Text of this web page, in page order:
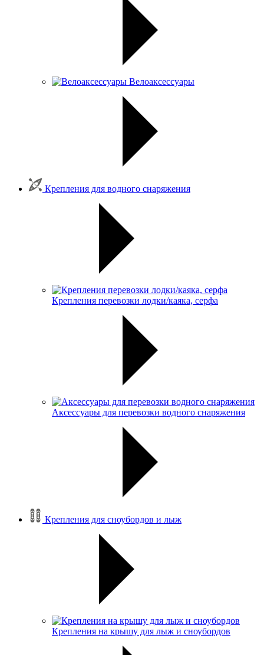
Велоаксессуары
Крепления для водного снаряжения
Крепления перевозки лодки/каяка, серфа
Аксессуары для перевозки водного снаряжения
Крепления для сноубордов и лыж
Крепления на крышу для лыж и сноубордов